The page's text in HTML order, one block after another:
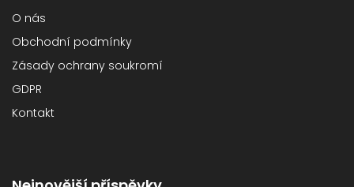
O nás
Obchodní podmínky
Zásady ochrany soukromí
GDPR
Kontakt